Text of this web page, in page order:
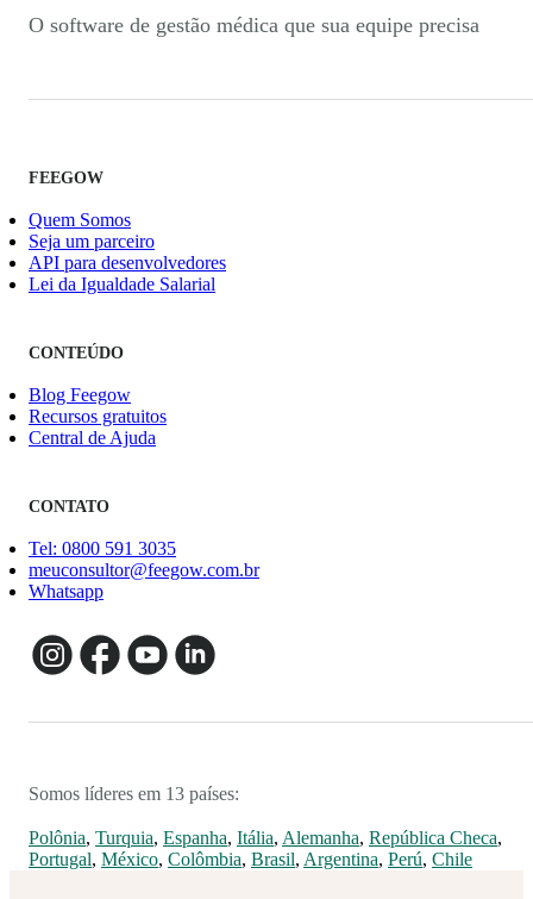
O software de gestão médica que sua equipe precisa
FEEGOW
Quem Somos
Seja um parceiro
API para desenvolvedores
Lei da Igualdade Salarial
CONTEÚDO
Blog Feegow
Recursos gratuitos
Central de Ajuda
CONTATO
Tel: 0800 591 3035
meuconsultor@feegow.com.br
Whatsapp
Somos líderes em 13 países:
Polônia, Turquia, Espanha, Itália, Alemanha, República Checa,
Portugal, México, Colômbia, Brasil, Argentina, Perú, Chile